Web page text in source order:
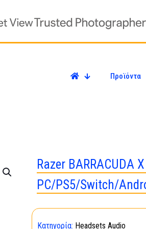
Προϊόντα
Razer BARRACUDA
PC/PS5/Switch/
Κατηγορία: Headsets Audio